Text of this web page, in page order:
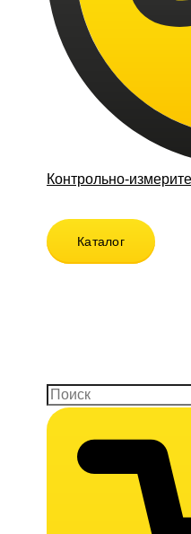
Контрольно-
Каталог